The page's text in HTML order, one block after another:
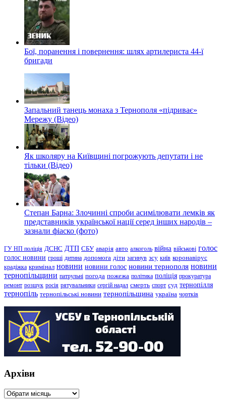
Бої, поранення і повернення: шлях артилериста 44-ї
бригади
Запальний танець монаха з Тернополя «підриває»
Мережу (Відео)
Як школяру на Київщині погрожують депутати і не
тільки (Відео)
Степан Барна: Злочинні спроби асимілювати лемків як
представників української нації серед інших народів –
зазнали фіаско (фото)
ГУ НП поліція ДСНС ДТП СБУ аварія авто алкоголь війна військові голос
голос новини гроші дитина допомога діти загинув зсу київ коронавірус
крадіжка кримінал новини новини голос новини тернополя новини
тернопільщини патрульні погода пожежа політика поліція прокуратура
ремонт розшук росія рятувальники сергій надал смерть спорт суд тернопілля
тернопіль тернопільські новини тернопільщина україна чортків
Архіви
Архіви